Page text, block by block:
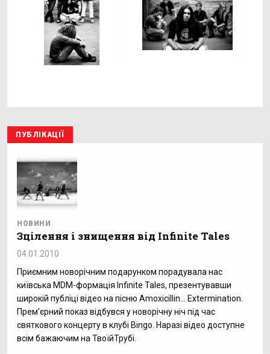
ПУБЛІКАЦІЇ
НОВИНИ
Зцілення і знищення від Infinite Tales
04.01.2010
Приємним новорічним подарунком порадувала нас
київська MDM-формація Infinite Tales, презентувавши
широкій публіці відео на пісню Amoxicillin… Extermination.
Прем’єрний показ відбувся у новорічну ніч під час
святкового концерту в клубі Bingo. Наразі відео доступне
всім бажаючим на ТвоїйТрубі.